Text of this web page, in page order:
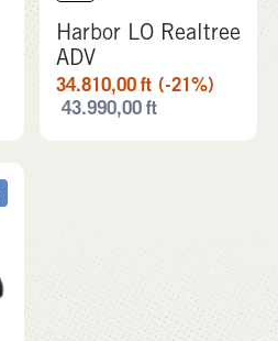
Harbor LO Realtree
ADV
34.810,00ft (-21%)
43.990,00ft